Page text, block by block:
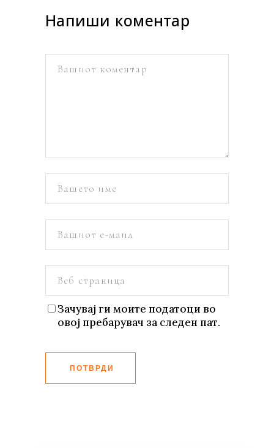
Напиши коментар
Зачувај ги моите податоци во
овој пребарувач за следен пат.
ПОТВРДИ